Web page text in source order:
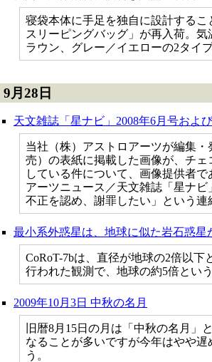
寝袋本体に手足を独自に設計する
スリーピングバッグ」が再入荷。
ラウン、グレー／イエローの2タイ
9月28日
天文雑誌「星ナビ」2008年6月号およ
当社（株）アストロアーツが編集・
売）の表紙に掲載した画像が、チェ
している件について、画像提供者
アーツニュース／天文雑誌「星ナ
不正を認め、謝罪したい」という連
最小系外惑星は、地球に似た岩石惑星
CoRoT-7bは、直径が地球の2倍以
行われた観測で、地球の約5倍とい
2009年10月3日 中秋の名月
旧暦8月15日の月は「中秋の名月
なることが多いですが今年はやや
う。